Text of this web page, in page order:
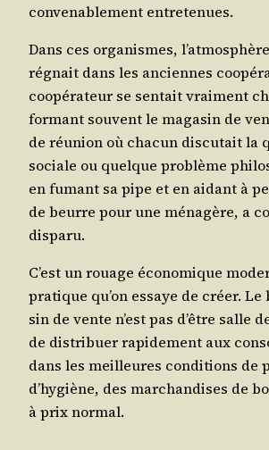
conve­na­ble­ment entretenues.
Dans ces orga­nismes,
régnait dans les anciennes
coopé­ra­teur se sen­tait vrai­ment
for­mant sou­vent le maga­sin de
de réunion où cha­cun dis­cu­tait la
sociale ou quelque pro­blème
en fumant sa pipe et en aidant à
de beurre pour une ména­gère, a
disparu.
C’est un rouage éco­no­mique
pra­tique qu’on essaye de créer.
sin de vente n’est pas d’être salle
de dis­tri­buer rapi­de­ment aux
dans les meilleures condi­tions de
d’hygiène, des mar­chan­dises de
à prix normal.